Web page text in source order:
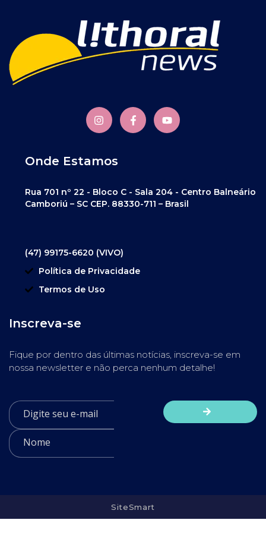
Onde Estamos
Rua 701 nº 22 - Bloco C - Sala 204 - Centro Balneário
Camboriú – SC CEP. 88330-711 – Brasil
(47) 99175-6620 (VIVO)
Política de Privacidade
Termos de Uso
Inscreva-se
Fique por dentro das últimas notícias, inscreva-se em
nossa newsletter e não perca nenhum detalhe!
SiteSmart